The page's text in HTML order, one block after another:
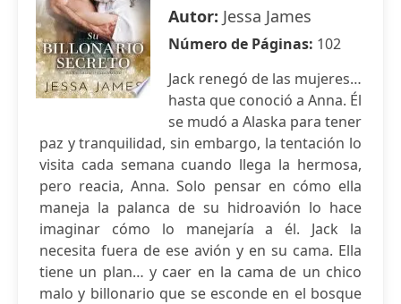
Autor: Jessa James
Número de Páginas: 102
Jack renegó de las mujeres…
hasta que conoció a Anna. Él
se mudó a Alaska para tener
paz y tranquilidad, sin embargo, la tentación lo
visita cada semana cuando llega la hermosa,
pero reacia, Anna. Solo pensar en cómo ella
maneja la palanca de su hidroavión lo hace
imaginar cómo lo manejaría a él. Jack la
necesita fuera de ese avión y en su cama. Ella
tiene un plan… y caer en la cama de un chico
malo y billonario que se esconde en el bosque